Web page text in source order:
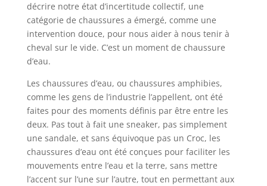
décrire notre état d’incertitude collectif, une
catégorie de chaussures a émergé, comme une
intervention douce, pour nous aider à nous tenir à
cheval sur le vide. C’est un moment de chaussure
d’eau.
Les chaussures d’eau, ou chaussures amphibies,
comme les gens de l’industrie l’appellent, ont été
faites pour des moments définis par être entre les
deux. Pas tout à fait une sneaker, pas simplement
une sandale, et sans équivoque pas un Croc, les
chaussures d’eau ont été conçues pour faciliter les
mouvements entre l’eau et la terre, sans mettre
l’accent sur l’une sur l’autre, tout en permettant aux